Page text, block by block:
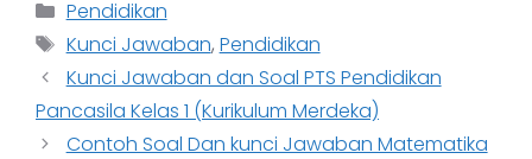
Categories
Pendidikan
Tags
Kunci Jawaban, Pendidikan
Kunci Jawaban dan Soal PTS Pendidikan
Pancasila Kelas 1 (Kurikulum Merdeka)
Contoh Soal Dan kunci Jawaban Matematika